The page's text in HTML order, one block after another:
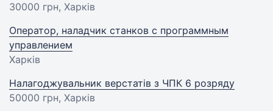
30000 грн, Харків
Оператор, наладчик станков с программным
управлением
Харків
Налагоджувальник верстатів з ЧПК 6 розряду
50000 грн, Харків